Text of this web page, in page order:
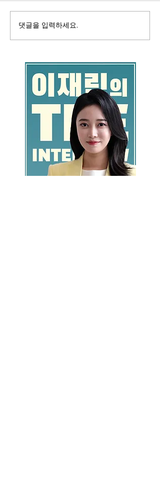
댓글을 입력하세요.